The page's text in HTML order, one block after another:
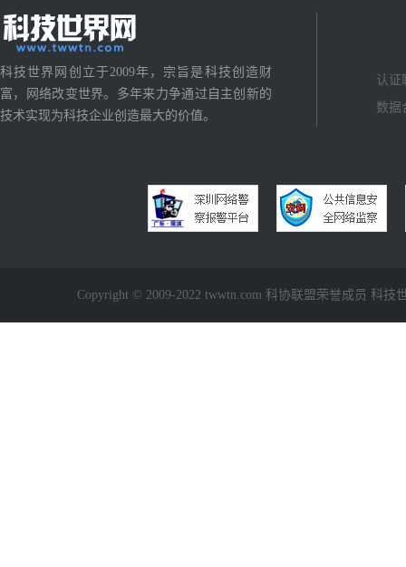
科技世界网创立于2009年，宗旨是科技创造财
富，网络改变世界。多年来力争通过自主创新的
技术实现为科技企业创造最大的价值。
认证
数据
Copyright © 2009-2022 twwtn.com 科协联盟荣誉成员 科